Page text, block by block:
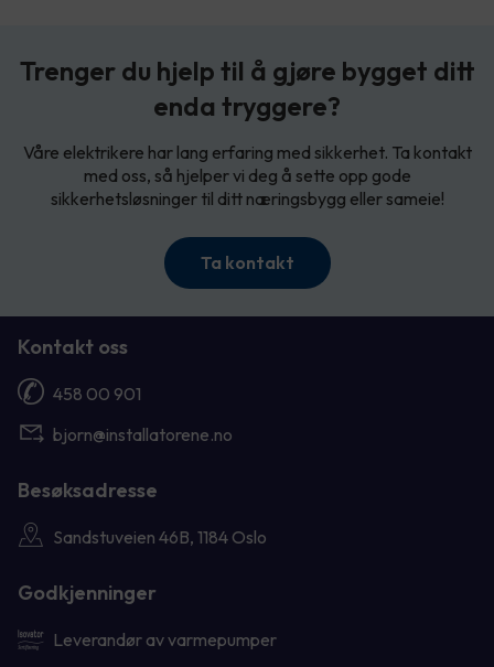
Trenger du hjelp til å gjøre bygget ditt
enda tryggere?
Våre elektrikere har lang erfaring med sikkerhet. Ta kontakt
med oss, så hjelper vi deg å sette opp gode
sikkerhetsløsninger til ditt næringsbygg eller sameie!
Ta kontakt
Kontakt oss
458 00 901
bjorn@installatorene.no
Besøksadresse
Sandstuveien 46B, 1184 Oslo
Godkjenninger
Leverandør av varmepumper